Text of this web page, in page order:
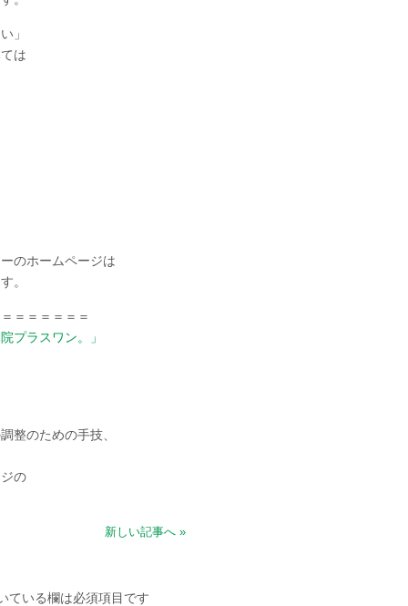
」
は
のホームページは
。
＝＝＝＝＝＝
プラスワン。」
整のための手技、
の
新しい記事へ »
ている欄は必須項目です